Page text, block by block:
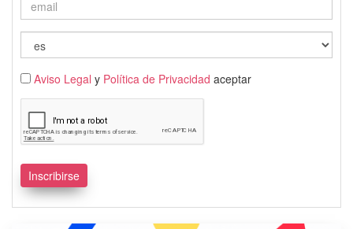
Aviso Legal y Política de Privacidad aceptar